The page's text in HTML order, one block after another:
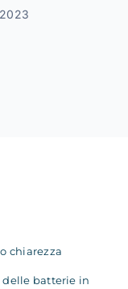
chiarezza
delle batterie in